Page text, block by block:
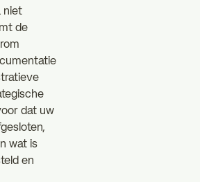
niet
de
dat uw
wat is
en